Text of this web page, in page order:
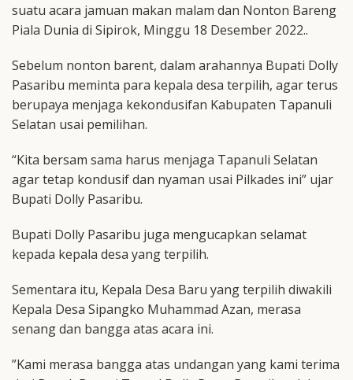
suatu acara jamuan makan malam dan Nonton Bareng
Piala Dunia di Sipirok, Minggu 18 Desember 2022..
Sebelum nonton barent, dalam arahannya Bupati Dolly
Pasaribu meminta para kepala desa terpilih, agar terus
berupaya menjaga kekondusifan Kabupaten Tapanuli
Selatan usai pemilihan.
“Kita bersam sama harus menjaga Tapanuli Selatan
agar tetap kondusif dan nyaman usai Pilkades ini” ujar
Bupati Dolly Pasaribu.
Bupati Dolly Pasaribu juga mengucapkan selamat
kepada kepala desa yang terpilih.
Sementara itu, Kepala Desa Baru yang terpilih diwakili
Kepala Desa Sipangko Muhammad Azan, merasa
senang dan bangga atas acara ini.
”Kami merasa bangga atas undangan yang kami terima